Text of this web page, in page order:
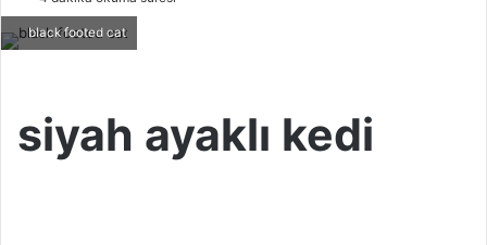
black footed cat
siyah ayaklı kedi